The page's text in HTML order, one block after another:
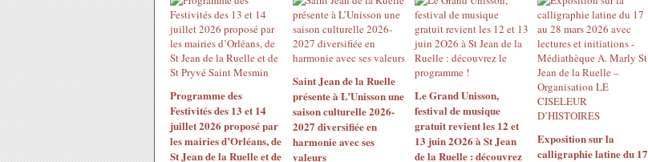
Programme des
Festivités des 13 et 14
juillet 2026 proposé par
les mairies d’Orléans, de
St Jean de la Ruelle et de
Saint Jean de la Ruelle
présente à L’Unisson une
saison culturelle 2026-
2027 diversifiée en
harmonie avec ses
valeurs
Le Grand Unisson,
festival de musique
gratuit revient les 12 et
13 juin 2O26 à St Jean
de la Ruelle : découvrez
Exposition sur la
calligraphie latine du 17